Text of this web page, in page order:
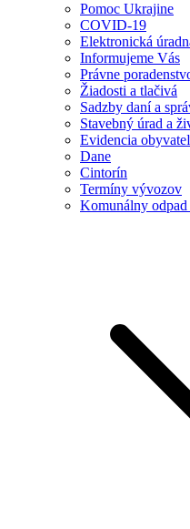
Pomoc Ukrajine
COVID-19
Elektronická
Informujeme Vás
Právne
Žiadosti a tlačivá
Sadzby daní a
Stavebný úrad a
Evidencia
Dane
Cintorín
Termíny vývozov
Komunálny odpad